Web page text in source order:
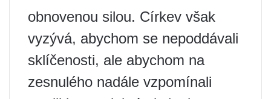
obnovenou silou. Církev však
vyzývá, abychom se nepoddávali
sklíčenosti, ale abychom na
zesnulého nadále vzpomínali